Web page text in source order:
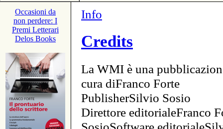
Occasioni da
non perdere: I
Premi Letterari
Delos Books
Info
Credits
La WMI è una
cura diFranco Forte
PublisherSilvio Sosio
Direttore editorialeFranco